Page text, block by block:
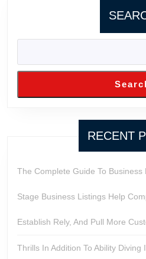
RECENT
The Complete Guide To Business
Stage Business Listings Help
Establish Rely, And Pull More
Thrills In Addition To Ability Diving